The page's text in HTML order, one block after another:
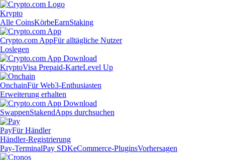
Krypto
Alle CoinsKörbeEarnStaking
Crypto.com AppFür alltägliche Nutzer
Loslegen
KryptoVisa Prepaid-KarteLevel Up
OnchainFür Web3-Enthusiasten
Erweiterung erhalten
SwappenStakendApps durchsuchen
PayFür Händler
Händler-Registrierung
Pay-TerminalPay SDKeCommerce-PluginsVorhersagen